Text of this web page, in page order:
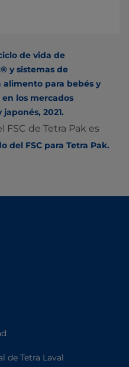
de vida de
y sistemas de
para bebés y
los mercados
2021.
FSC de Tetra Pak es
del FSC para Tetra Pak.
de Tetra Laval